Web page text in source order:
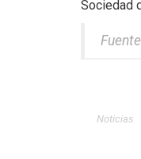
Sociedad
Noticias